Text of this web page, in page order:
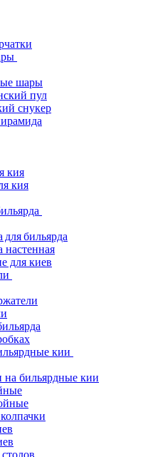
шары
пул
снукер
кия
кия
бильярда
для киев
кии
на бильярдные кии